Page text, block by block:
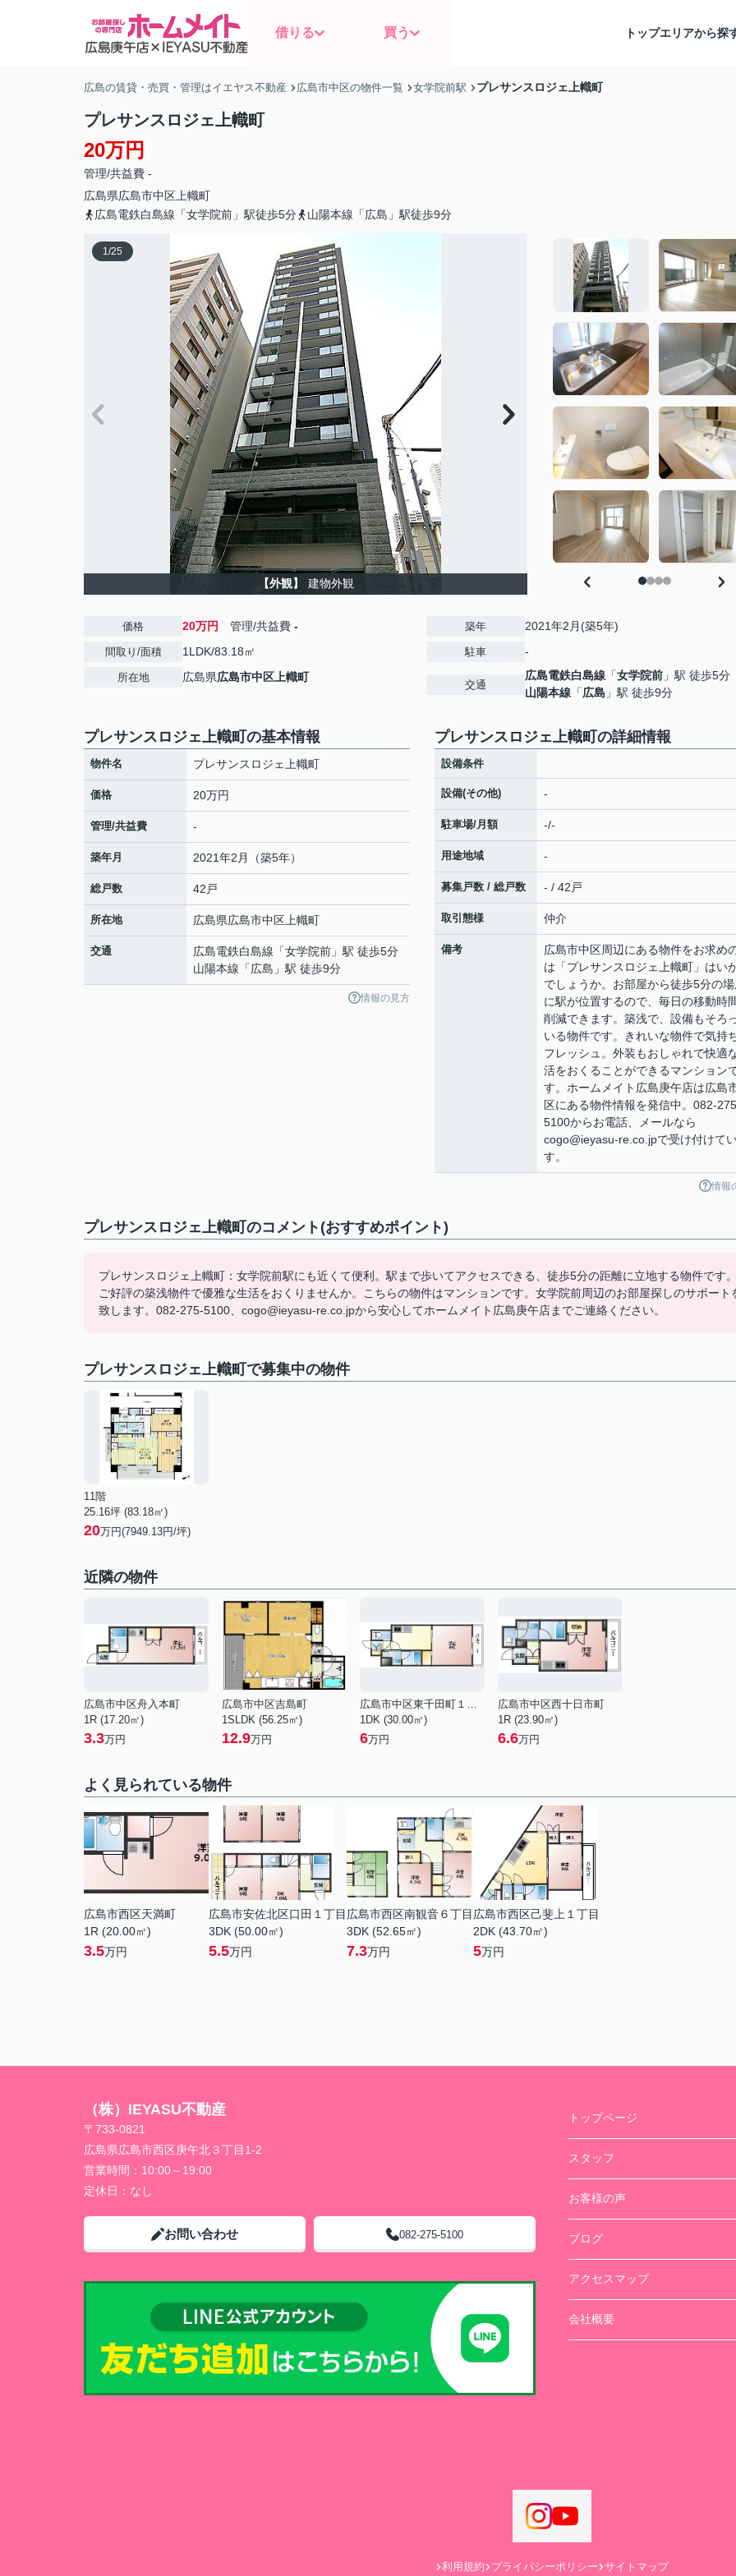
借りる 買う トップエリアから探
広島の賃貸・売買・管理はイエヤス不動産 広島市中区の物件一覧 女学院前駅 プレサンスロジェ上幟町
プレサンスロジェ上幟町
20万円
管理/共益費 -
広島県広島市中区 上幟町
広島電鉄白島線「女学院前」駅徒歩5分
山陽本線「広島」駅徒歩9分
1/25
【外観】 建物外観
価格 20万円 管理/共益費 -
間取り/面積 1LDK/83.18㎡
所在地 広島県広島市中区 上幟町
築年 2021年2月(築5年)
駐車 -
交通
広島電鉄白島線 「女学院前 」駅 徒歩5分
山陽本線 「広島 」駅 徒歩9分
プレサンスロジェ上幟町の基本情報
物件名 プレサンスロジェ上幟町
価格 20万円
管理/共益費 -
築年月 2021年2月（築5年）
総戸数 42戸
所在地 広島県広島市中区 上幟町
交通 広島電鉄白島線 「女学院前 」駅 徒歩5分
山陽本線 「広島 」駅 徒歩9分
情報の見方
プレサンスロジェ上幟町の詳細情報
設備条件
設備(その他) -
駐車場/月額 -/-
用途地域 -
募集戸数 / 総戸数 - / 42戸
取引態様 仲介
備考
広島市中区周辺にある物件をお求め
は「プレサンスロジェ上幟町」はい
でしょうか。お部屋から徒歩5分の
に駅が位置するので、毎日の移動時
削減できます。築浅で、設備もそろ
いる物件です。きれいな物件で気持
フレッシュ。外装もおしゃれで快適
活をおくることができるマンション
す。ホームメイト広島庚午店は広島
区にある物件情報を発信中。082-
5100からお電話、メールなら
cogo@ieyasu-re.co.jpで受け付けて
す。
情報
プレサンスロジェ上幟町のコメント(おすすめポイント)
プレサンスロジェ上幟町：女学院前駅にも近くて便利。駅まで歩いてアクセスできる、徒歩5分の距離に立地する物件です。
ご好評の築浅物件で優雅な生活をおくりませんか。こちらの物件はマンションです。女学院前周辺のお部屋探しのサポート
致します。082-275-5100、cogo@ieyasu-re.co.jpから安心してホームメイト広島庚午店までご連絡ください。
プレサンスロジェ上幟町で募集中の物件
11階
25.16坪 (83.18㎡)
20万円(7949.13円/坪)
近隣の物件
広島市中区舟入本町
1R (17.20㎡)
3.3万円
広島市中区吉島町
1SLDK (56.25㎡)
12.9万円
広島市中区東千田町１丁目
1DK (30.00㎡)
6万円
広島市中区西十日市町
1R (23.90㎡)
6.6万円
よく見られている物件
広島市西区天満町
1R (20.00㎡)
3.5万円
広島市安佐北区口田１丁目
3DK (50.00㎡)
5.5万円
広島市西区南観音６丁目
3DK (52.65㎡)
7.3万円
広島市西区己斐上１丁目
2DK (43.70㎡)
5万円
（株）IEYASU不動産
〒733-0821
広島県広島市西区庚午北３丁目1-2
営業時間： 10:00～19:00
定休日： なし
お問い合わせ 082-275-5100
トップページ
スタッフ
お客様の声
ブログ
アクセスマップ
会社概要
利用規約 プライバシーポリシー サイトマップ